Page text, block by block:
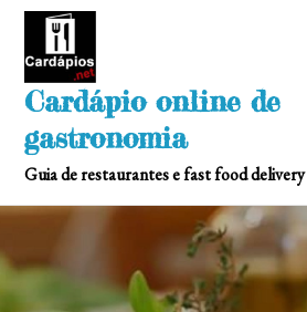
Skip
Cardápio online de
gastronomia
Guia de restaurantes e fast food delivery